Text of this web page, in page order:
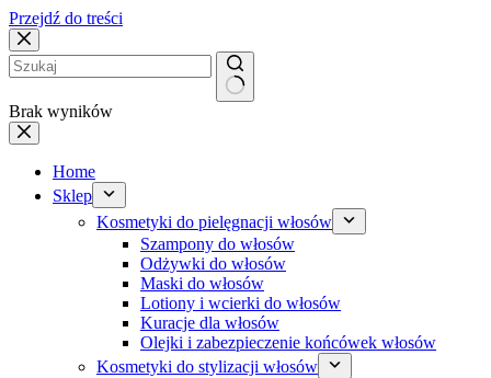
Przejdź do treści
Brak wyników
Home
Sklep
Kosmetyki do pielęgnacji włosów
Szampony do włosów
Odżywki do włosów
Maski do włosów
Lotiony i wcierki do włosów
Kuracje dla włosów
Olejki i zabezpieczenie końcówek włosów
Kosmetyki do stylizacji włosów